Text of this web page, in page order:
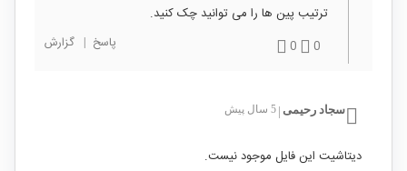
ترتیب پین ها را می توانید چک کنید.
0
0 پاسخ | گزارش
سجاد رحیمی 5 سال پیش
دیتاشیت این فایل موجود نیست.